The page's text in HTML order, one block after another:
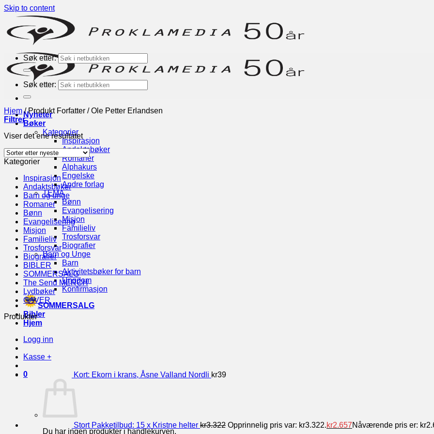
Skip to content
Nyheter
Bøker
Kategorier
Inspirasjon
Andaktsbøker
Romaner
Alphakurs
Engelske
Andre forlag
TEMA
Bønn
Evangelisering
Misjon
Familieliv
Trosforsvar
Biografier
Barn og Unge
Barn
Aktivitetsbøker for barn
Ungdom
Konfirmasjon
SOMMERSALG
Bibler
Hjem
Logg inn
Kasse +
0
Du har ingen produkter i handlekurven.
Søk etter:
Søk etter:
Hjem /Produkt Forfatter /Ole Petter Erlandsen
Filtrer
Viser det ene resultatet
Kategorier
Inspirasjon
Andaktsbøker
Barn og unge
Romaner
Bønn
Evangelisering
Misjon
Familieliv
Trosforsvar
Biografier
BIBLER
SOMMERSALG
The Send MERCH
Lydbøker
GAVER
Produkter
Kort: Ekorn i krans, Åsne Valland Nordli kr39
Stort Pakketilbud: 15 x Kristne helter kr3.322 Opprinnelig pris var: kr3.322.kr2.657Nåværende pris er: